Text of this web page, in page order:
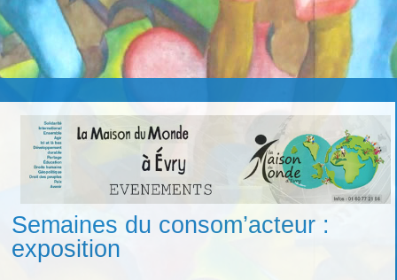
Semaines du consom’acteur :
exposition